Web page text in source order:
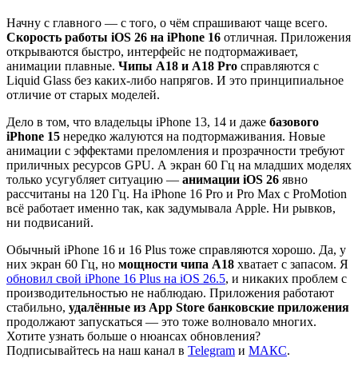
Начну с главного — с того, о чём спрашивают чаще всего.
Скорость работы iOS 26 на iPhone 16 отличная. Приложения
открываются быстро, интерфейс не подтормаживает,
анимации плавные. Чипы A18 и A18 Pro справляются с
Liquid Glass без каких-либо напрягов. И это принципиальное
отличие от старых моделей.
Дело в том, что владельцы iPhone 13, 14 и даже базового
iPhone 15 нередко жалуются на подтормаживания. Новые
анимации с эффектами преломления и прозрачности требуют
приличных ресурсов GPU. А экран 60 Гц на младших моделях
только усугубляет ситуацию — анимации iOS 26 явно
рассчитаны на 120 Гц. На iPhone 16 Pro и Pro Max с ProMotion
всё работает именно так, как задумывала Apple. Ни рывков,
ни подвисаний.
Обычный iPhone 16 и 16 Plus тоже справляются хорошо. Да, у
них экран 60 Гц, но мощности чипа A18 хватает с запасом. Я
обновил свой iPhone 16 Plus на iOS 26.5, и никаких проблем с
производительностью не наблюдаю. Приложения работают
стабильно, удалённые из App Store банковские приложения
продолжают запускаться — это тоже волновало многих.
Хотите узнать больше о нюансах обновления?
Подписывайтесь на наш канал в Telegram и МАКС.